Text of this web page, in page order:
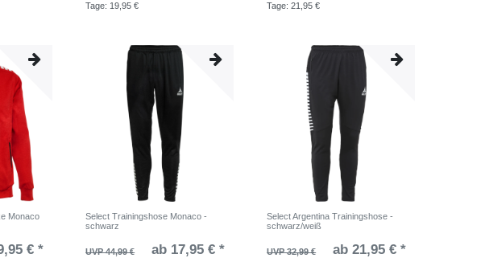
Tage: 19,95 €
Tage:21,95 €
Monaco
€ *
Select Trainingshose Monaco -
schwarz
UVP 44,99 € ab 17,95 € *
Select Argentina Trainingshose -
schwarz/weiß
UVP 32,99 € ab 21,95 € *